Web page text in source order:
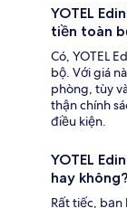
YOTEL
tiền toàn
Có, YOTEL
bộ. Với giá
phòng, tùy
thận chính
điều kiện.
YOTEL
hay không?
Rất tiếc,